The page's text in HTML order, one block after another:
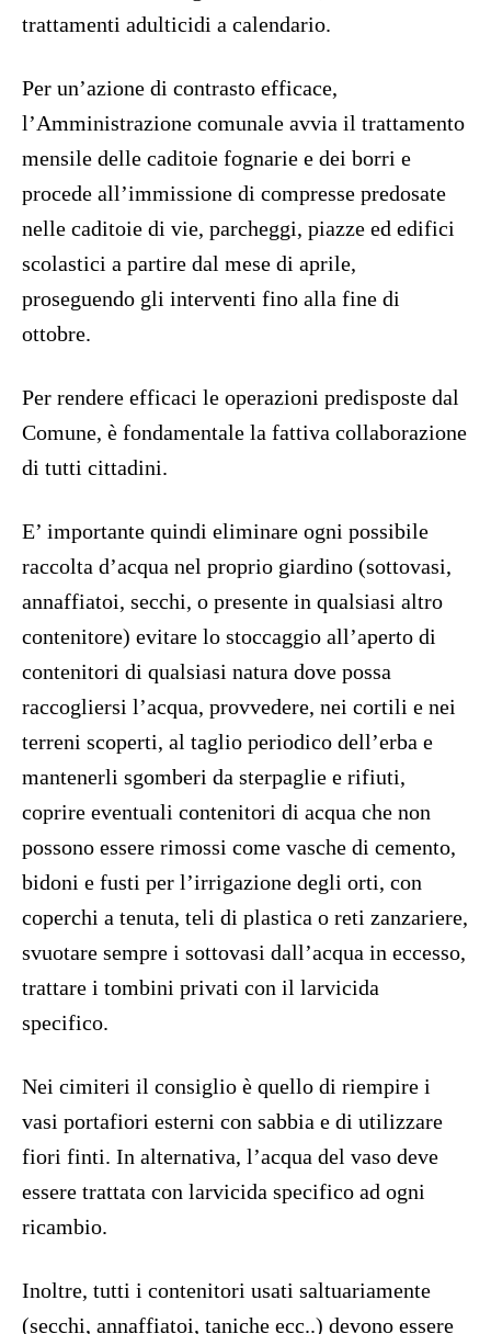
trattamenti adulticidi a calendario.
Per un’azione di contrasto efficace,
l’Amministrazione comunale avvia il trattamento
mensile delle caditoie fognarie e dei borri e
procede all’immissione di compresse predosate
nelle caditoie di vie, parcheggi, piazze ed edifici
scolastici a partire dal mese di aprile,
proseguendo gli interventi fino alla fine di
ottobre.
Per rendere efficaci le operazioni predisposte dal
Comune, è fondamentale la fattiva collaborazione
di tutti cittadini.
E’ importante quindi eliminare ogni possibile
raccolta d’acqua nel proprio giardino (sottovasi,
annaffiatoi, secchi, o presente in qualsiasi altro
contenitore) evitare lo stoccaggio all’aperto di
contenitori di qualsiasi natura dove possa
raccogliersi l’acqua, provvedere, nei cortili e nei
terreni scoperti, al taglio periodico dell’erba e
mantenerli sgomberi da sterpaglie e rifiuti,
coprire eventuali contenitori di acqua che non
possono essere rimossi come vasche di cemento,
bidoni e fusti per l’irrigazione degli orti, con
coperchi a tenuta, teli di plastica o reti zanzariere,
svuotare sempre i sottovasi dall’acqua in eccesso,
trattare i tombini privati con il larvicida
specifico.
Nei cimiteri il consiglio è quello di riempire i
vasi portafiori esterni con sabbia e di utilizzare
fiori finti. In alternativa, l’acqua del vaso deve
essere trattata con larvicida specifico ad ogni
ricambio.
Inoltre, tutti i contenitori usati saltuariamente
(secchi, annaffiatoi, taniche ecc..) devono essere